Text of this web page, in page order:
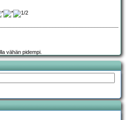
vähän pidempi.